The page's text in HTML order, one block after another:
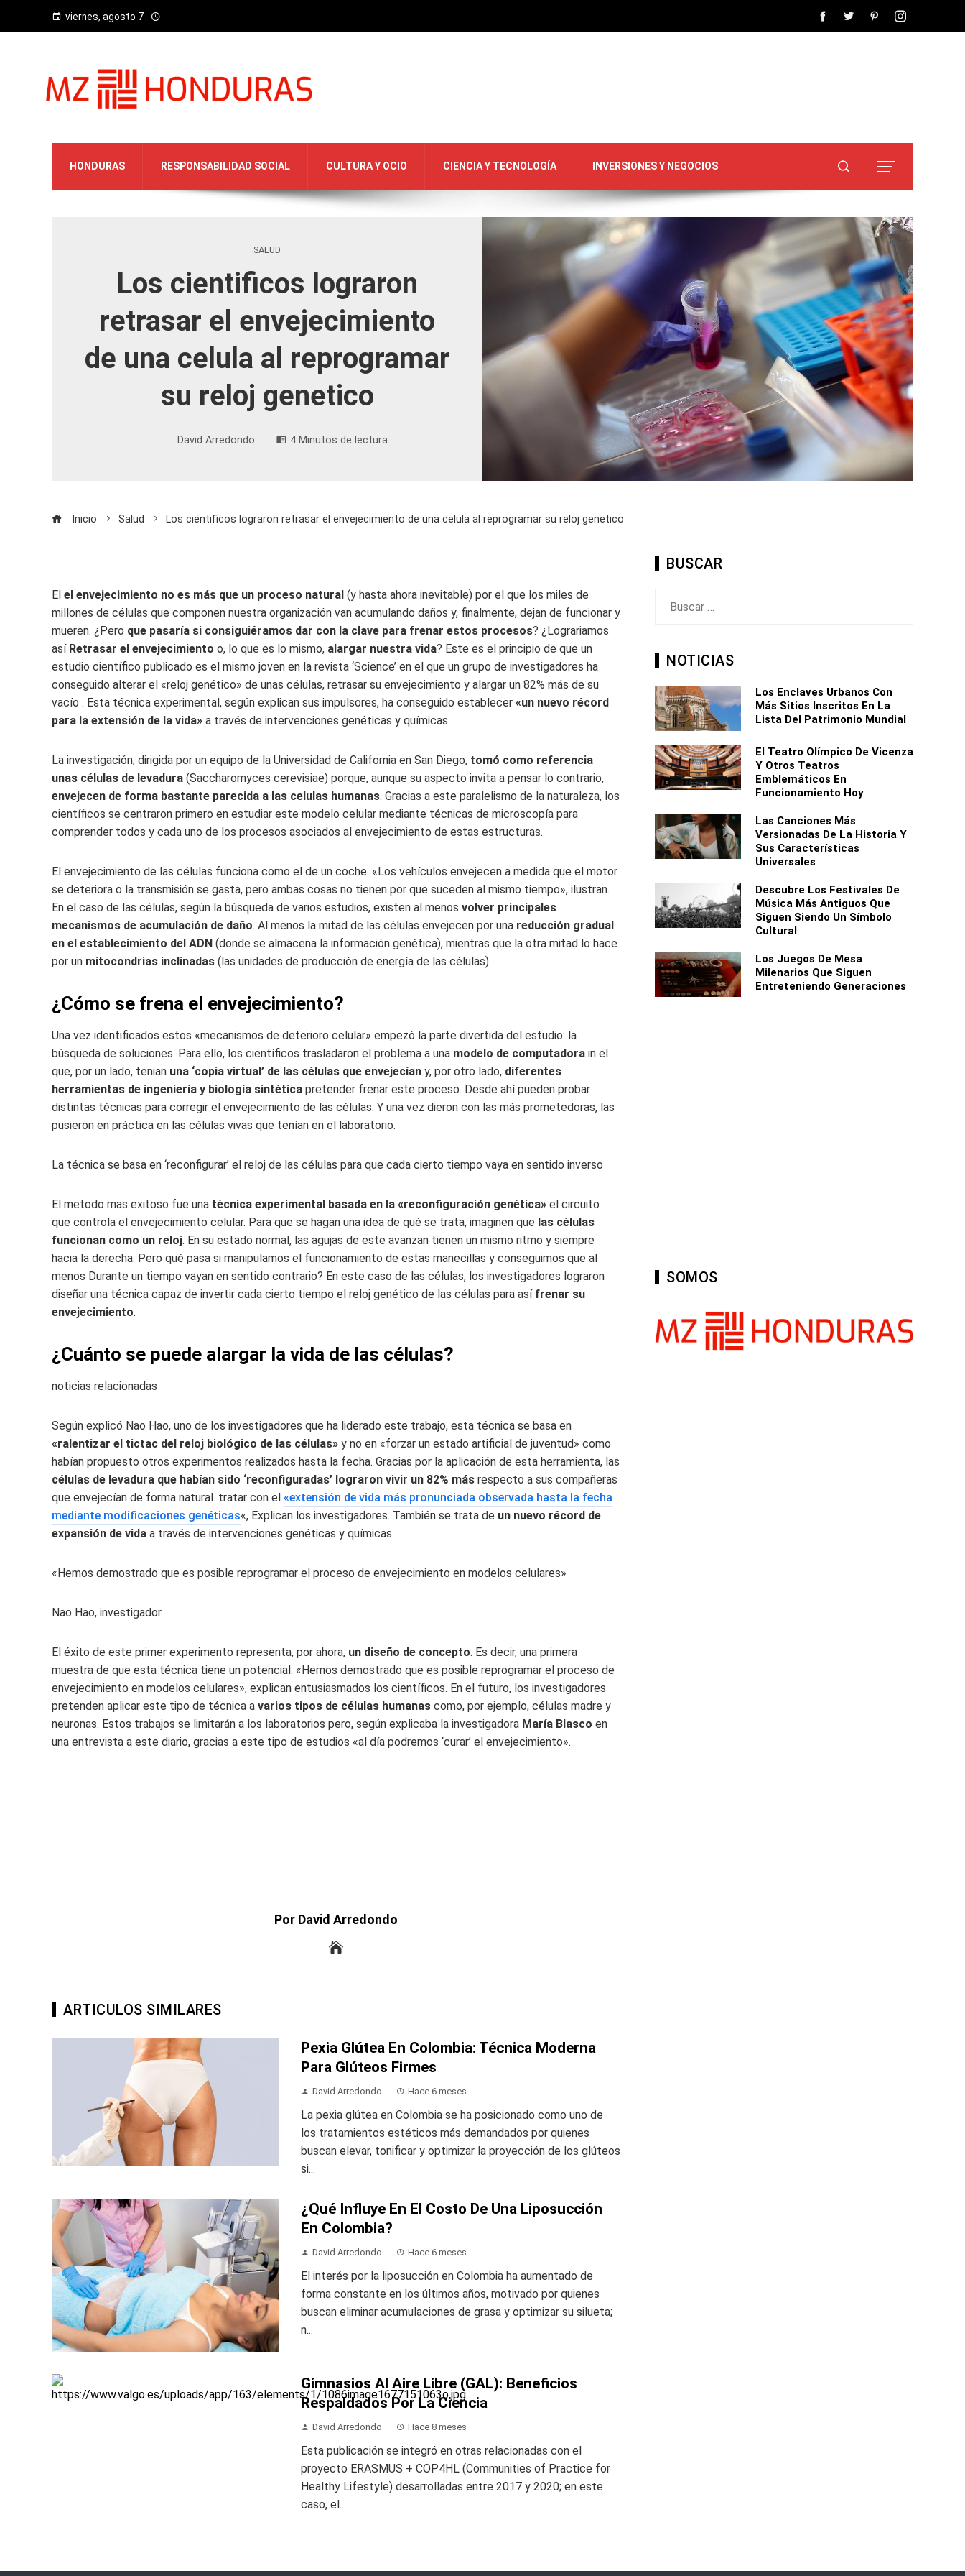
viernes, agosto 7
HONDURAS RESPONSABILIDAD SOCIAL CULTURA Y OCIO CIENCIA Y TECNOLOGÍA INVERSIONES Y NEGOCIOS
SALUD
Los cientificos lograron
retrasar el envejecimiento
de una celula al reprogramar
su reloj genetico
David Arredondo 4 Minutos de lectura
Inicio Salud Los cientificos lograron retrasar el envejecimiento de una celula al reprogramar su reloj genetico
El el envejecimiento no es más que un proceso natural (y hasta ahora inevitable) por el que los miles de
millones de células que componen nuestra organización van acumulando daños y, finalmente, dejan de funcionar y
mueren. ¿Pero que pasaría si consiguiéramos dar con la clave para frenar estos procesos? ¿Lograriamos
así Retrasar el envejecimiento o, lo que es lo mismo, alargar nuestra vida? Este es el principio de que un
estudio científico publicado es el mismo joven en la revista ‘Science’ en el que un grupo de investigadores ha
conseguido alterar el «reloj genético» de unas células, retrasar su envejecimiento y alargar un 82% más de su
vacío . Esta técnica experimental, según explican sus impulsores, ha conseguido establecer «un nuevo récord
para la extensión de la vida» a través de intervenciones genéticas y químicas.
La investigación, dirigida por un equipo de la Universidad de California en San Diego, tomó como referencia
unas células de levadura (Saccharomyces cerevisiae) porque, aunque su aspecto invita a pensar lo contrario,
envejecen de forma bastante parecida a las celulas humanas. Gracias a este paralelismo de la naturaleza, los
científicos se centraron primero en estudiar este modelo celular mediante técnicas de microscopía para
comprender todos y cada uno de los procesos asociados al envejecimiento de estas estructuras.
El envejecimiento de las células funciona como el de un coche. «Los vehículos envejecen a medida que el motor
se deteriora o la transmisión se gasta, pero ambas cosas no tienen por que suceden al mismo tiempo», ilustran.
En el caso de las células, según la búsqueda de varios estudios, existen al menos volver principales
mecanismos de acumulación de daño. Al menos la mitad de las células envejecen por una reducción gradual
en el establecimiento del ADN (donde se almacena la información genética), mientras que la otra mitad lo hace
por un mitocondrias inclinadas (las unidades de producción de energía de las células).
¿Cómo se frena el envejecimiento?
Una vez identificados estos «mecanismos de deterioro celular» empezó la parte divertida del estudio: la
búsqueda de soluciones. Para ello, los científicos trasladaron el problema a una modelo de computadora in el
que, por un lado, tenian una ‘copia virtual’ de las células que envejecían y, por otro lado, diferentes
herramientas de ingeniería y biología sintética pretender frenar este proceso. Desde ahí pueden probar
distintas técnicas para corregir el envejecimiento de las células. Y una vez dieron con las más prometedoras, las
pusieron en práctica en las células vivas que tenían en el laboratorio.
La técnica se basa en ‘reconfigurar’ el reloj de las células para que cada cierto tiempo vaya en sentido inverso
El metodo mas exitoso fue una técnica experimental basada en la «reconfiguración genética» el circuito
que controla el envejecimiento celular. Para que se hagan una idea de qué se trata, imaginen que las células
funcionan como un reloj. En su estado normal, las agujas de este avanzan tienen un mismo ritmo y siempre
hacia la derecha. Pero qué pasa si manipulamos el funcionamiento de estas manecillas y conseguimos que al
menos Durante un tiempo vayan en sentido contrario? En este caso de las células, los investigadores lograron
diseñar una técnica capaz de invertir cada cierto tiempo el reloj genético de las células para así frenar su
envejecimiento.
¿Cuánto se puede alargar la vida de las células?
noticias relacionadas
Según explicó Nao Hao, uno de los investigadores que ha liderado este trabajo, esta técnica se basa en
«ralentizar el tictac del reloj biológico de las células» y no en «forzar un estado artificial de juventud» como
habían propuesto otros experimentos realizados hasta la fecha. Gracias por la aplicación de esta herramienta, las
células de levadura que habían sido ‘reconfiguradas’ lograron vivir un 82% más respecto a sus compañeras
que envejecían de forma natural. tratar con el «extensión de vida más pronunciada observada hasta la fecha
mediante modificaciones genéticas«, Explican los investigadores. También se trata de un nuevo récord de
expansión de vida a través de intervenciones genéticas y químicas.
«Hemos demostrado que es posible reprogramar el proceso de envejecimiento en modelos celulares»
Nao Hao, investigador
El éxito de este primer experimento representa, por ahora, un diseño de concepto. Es decir, una primera
muestra de que esta técnica tiene un potencial. «Hemos demostrado que es posible reprogramar el proceso de
envejecimiento en modelos celulares», explican entusiasmados los científicos. En el futuro, los investigadores
pretenden aplicar este tipo de técnica a varios tipos de células humanas como, por ejemplo, células madre y
neuronas. Estos trabajos se limitarán a los laboratorios pero, según explicaba la investigadora María Blasco en
una entrevista a este diario, gracias a este tipo de estudios «al día podremos ‘curar’ el envejecimiento».
Por David Arredondo
ARTICULOS SIMILARES
Pexia Glútea En Colombia: Técnica Moderna
Para Glúteos Firmes
David Arredondo Hace 6 meses
La pexia glútea en Colombia se ha posicionado como uno de
los tratamientos estéticos más demandados por quienes
buscan elevar, tonificar y optimizar la proyección de los glúteos
si...
¿Qué Influye En El Costo De Una Liposucción
En Colombia?
David Arredondo Hace 6 meses
El interés por la liposucción en Colombia ha aumentado de
forma constante en los últimos años, motivado por quienes
buscan eliminar acumulaciones de grasa y optimizar su silueta;
n...
Gimnasios Al Aire Libre (GAL): Beneficios
Respaldados Por La Ciencia
David Arredondo Hace 8 meses
Esta publicación se integró en otras relacionadas con el
proyecto ERASMUS + COP4HL (Communities of Practice for
Healthy Lifestyle) desarrolladas entre 2017 y 2020; en este
caso, el...
BUSCAR
NOTICIAS
Los Enclaves Urbanos Con
Más Sitios Inscritos En La
Lista Del Patrimonio Mundial
El Teatro Olímpico De Vicenza
Y Otros Teatros
Emblemáticos En
Funcionamiento Hoy
Las Canciones Más
Versionadas De La Historia Y
Sus Características
Universales
Descubre Los Festivales De
Música Más Antiguos Que
Siguen Siendo Un Símbolo
Cultural
Los Juegos De Mesa
Milenarios Que Siguen
Entreteniendo Generaciones
SOMOS